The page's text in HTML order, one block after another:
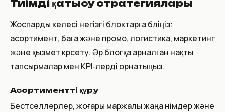
Тиімді қатысу стратегиялары
Жоспарды келесі негізгі блоктарға бөліңіз:
асортимент, баға және промо, логистика, маркетинг
және қызмет көрсету. Әр блогқа арналған нақты
тапсырмалар мен KPI‑лерді орнатыңыз.
Асортиментті құру
Бестселлерлер, жоғары маржалы жаңа өнімдер және